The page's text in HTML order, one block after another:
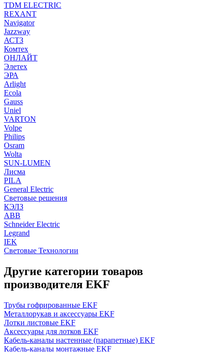
TDM ELECTRIC
REXANT
Navigator
Jazzway
АСТЗ
Комтех
ОНЛАЙТ
Элетех
ЭРА
Arlight
Ecola
Gauss
Uniel
VARTON
Volpe
Philips
Osram
Wolta
SUN-LUMEN
Лисма
PILA
General Electric
Световые решения
КЭЛЗ
ABB
Schneider Electric
Legrand
IEK
Световые Технологии
Другие категории товаров
производителя EKF
Трубы гофрированные EKF
Металлорукав и аксессуары EKF
Лотки листовые EKF
Аксессуары для лотков EKF
Кабель-каналы настенные (парапетные) EKF
Кабель-каналы монтажные EKF